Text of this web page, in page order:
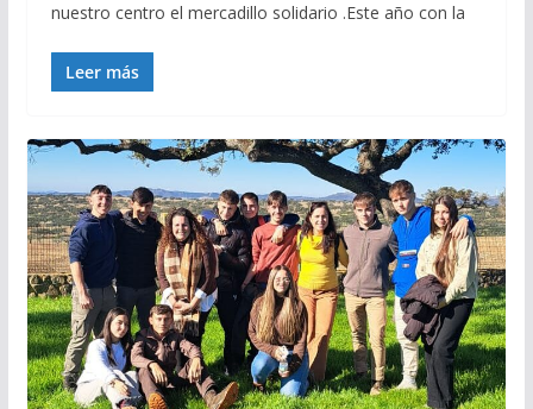
nuestro centro el mercadillo solidario .Este año con la
Leer más